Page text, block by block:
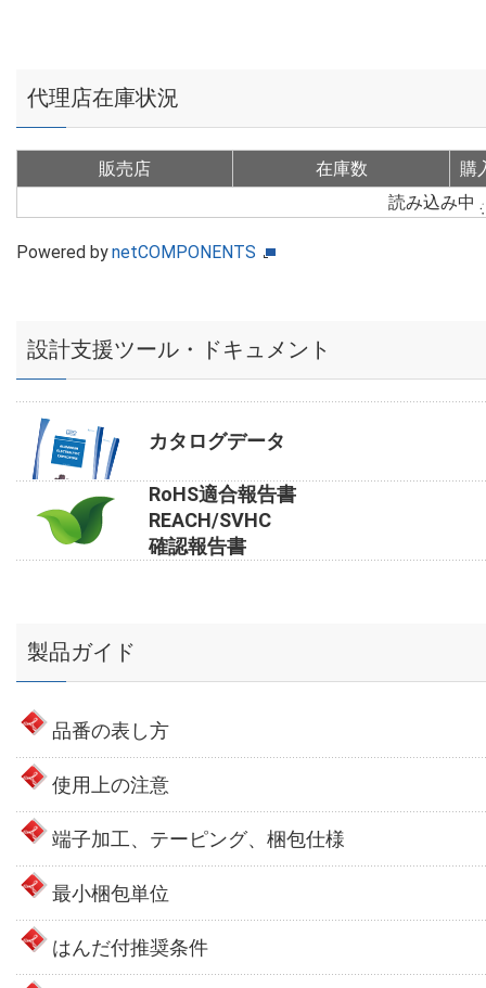
代理店在庫状況
販売店 在庫数
購
読み込み中
Powered bynetCOMPONENTS
設計支援ツール・ドキュメント
カタログデータ
RoHS適合報告書
REACH/SVHC
確認報告書
製品ガイド
品番の表し方
使用上の注意
端子加工、テーピング、梱包仕様
最小梱包単位
はんだ付推奨条件